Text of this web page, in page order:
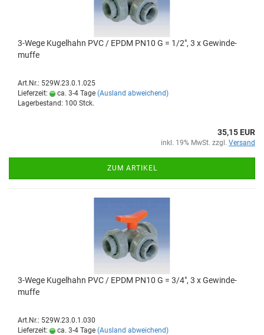
3-​Wege Ku­gel­hahn PVC / EPDM PN10 G = 1/2", 3 x Ge­win­de­
muf­fe
Art.Nr.: 529W.23.0.1.025
Lieferzeit:
ca. 3-4 Tage (Ausland abweichend)
Lagerbestand: 100 Stck.
35,15 EUR
inkl. 19% MwSt. zzgl. Versand
ZUM ARTIKEL
3-​Wege Ku­gel­hahn PVC / EPDM PN10 G = 3/4", 3 x Ge­win­de­
muf­fe
Art.Nr.: 529W.23.0.1.030
Lieferzeit:
ca. 3-4 Tage (Ausland abweichend)